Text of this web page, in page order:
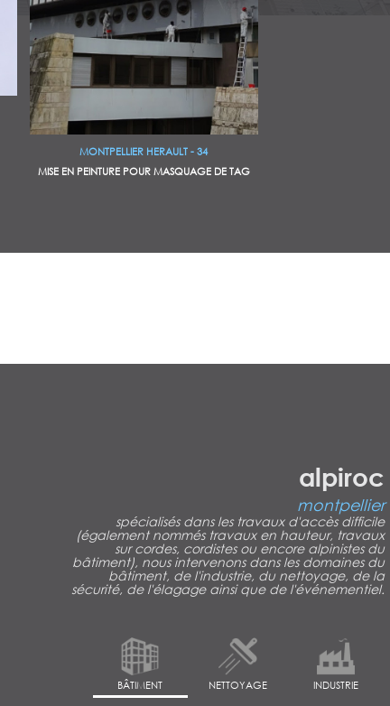
MONTPELLIER HERAULT - 34
MISE EN PEINTURE POUR MASQUAGE DE TAG
alpiroc
montpellier
spécialisés dans les travaux d'accès difficile
(également nommés travaux en hauteur, travaux
sur cordes, cordistes ou encore alpinistes du
bâtiment), nous intervenons dans les domaines du
bâtiment, de l'industrie, du nettoyage, de la
sécurité, de l'élagage ainsi que de l'événementiel.
BÂTIMENT NETTOYAGE INDUSTRIE